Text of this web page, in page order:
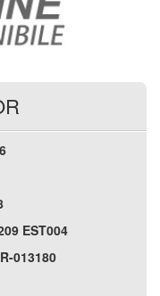
EST004
013180